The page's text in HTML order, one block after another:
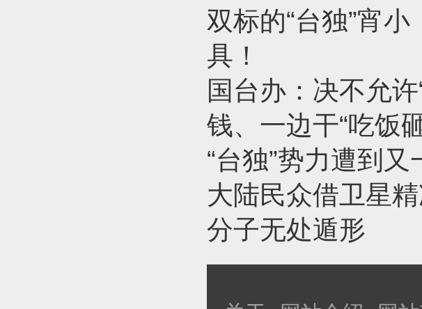
双标的“台独”宵
具！
国台办：决不允
钱、一边干“吃饭
“台独”势力遭到又
大陆民众借卫星
分子无处遁形